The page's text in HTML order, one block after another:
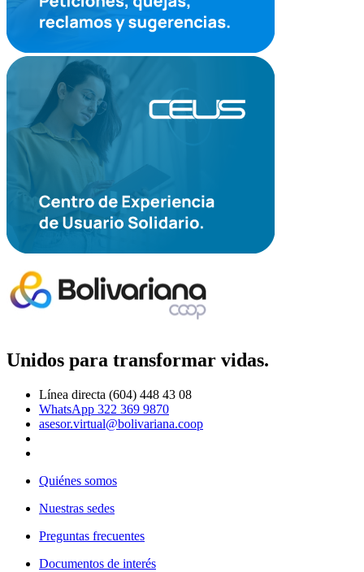
Unidos para transformar vidas.
Línea directa (604) 448 43 08
WhatsApp 322 369 9870
asesor.virtual@bolivariana.coop
Quiénes somos
Nuestras sedes
Preguntas frecuentes
Documentos de interés